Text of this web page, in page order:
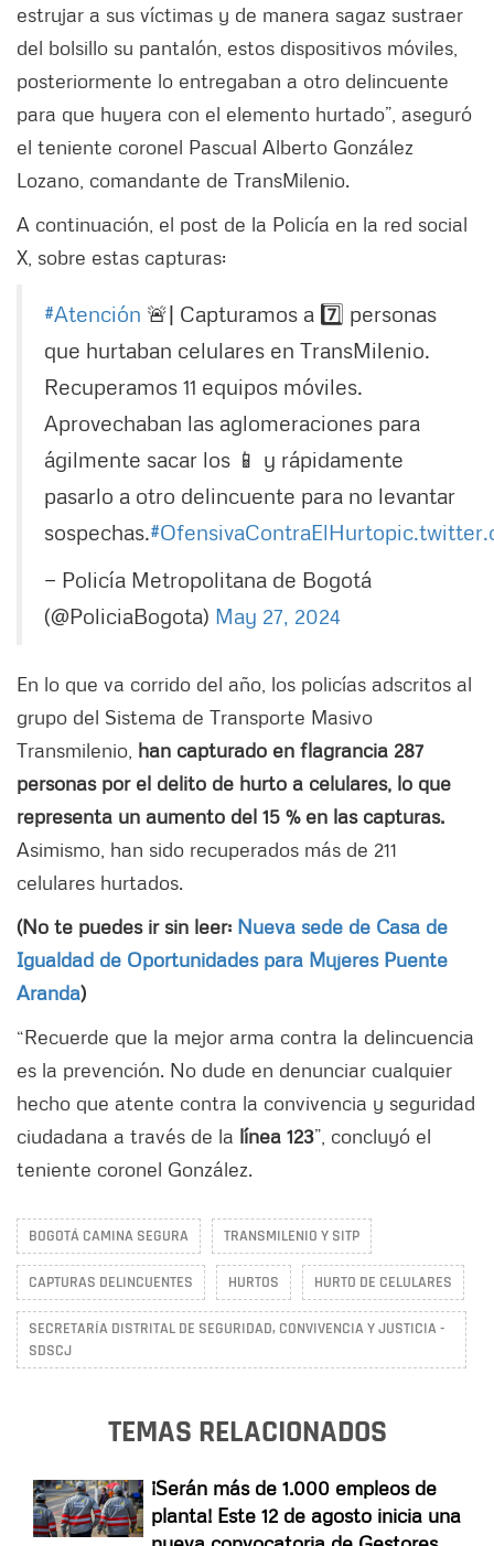
estrujar a sus víctimas y de manera sagaz sustraer
del bolsillo su pantalón, estos dispositivos móviles,
posteriormente lo entregaban a otro delincuente
para que huyera con el elemento hurtado”, aseguró
el teniente coronel Pascual Alberto González
Lozano, comandante de TransMilenio.
A continuación, el post de la Policía en la red social
X, sobre estas capturas:
#Atención 🚨| Capturamos a 7️⃣ personas
que hurtaban celulares en TransMilenio.
Recuperamos 11 equipos móviles.
Aprovechaban las aglomeraciones para
ágilmente sacar los 📱 y rápidamente
pasarlo a otro delincuente para no levantar
sospechas.#OfensivaContraElHurto
— Policía Metropolitana de Bogotá
(@PoliciaBogota) May 27, 2024
En lo que va corrido del año, los policías adscritos al
grupo del Sistema de Transporte Masivo
Transmilenio, han capturado en flagrancia 287
personas por el delito de hurto a celulares, lo que
representa un aumento del 15 % en las capturas.
Asimismo, han sido recuperados más de 211
celulares hurtados.
(No te puedes ir sin leer: Nueva sede de Casa de
Igualdad de Oportunidades para Mujeres Puente
Aranda)
“Recuerde que la mejor arma contra la delincuencia
es la prevención. No dude en denunciar cualquier
hecho que atente contra la convivencia y seguridad
ciudadana a través de la línea 123”, concluyó el
teniente coronel González.
BOGOTÁ CAMINA SEGURA TRANSMILENIO Y SITP
CAPTURAS DELINCUENTES HURTOS HURTO DE CELULARES
SECRETARÍA DISTRITAL DE SEGURIDAD, CONVIVENCIA Y JUSTICIA -
SDSCJ
TEMAS RELACIONADOS
¡Serán más de 1.000 empleos de
planta! Este 12 de agosto inicia una